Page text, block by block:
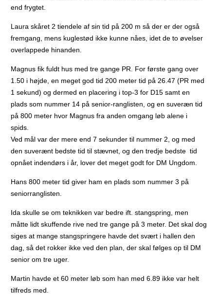
end frygtet.
Laura skåret 2 tiendele af sin tid på 200 m så der er der også
fremgang, mens kuglestød ikke kunne nåes, idet de to øvelser
overlappede hinanden.
Magnus fik fuldt hus med tre gange PR. For første gang over
1.50 i højde, en meget god tid 200 meter tid på 26.47 (PR med
1 sekund) og dermed en placering i top-3 for D15 samt en
plads som nummer 14 på senior-ranglisten, og en suveræn tid
på 800 meter hvor Magnus fra anden omgang løb alene i
spids.
Ved mål var der mere end 7 sekunder til nummer 2, og med
den suverænt bedste tid til stævnet, og den tredje bedste tid
opnået indendørs i år, lover det meget godt for DM Ungdom.
Hans 800 meter tid giver ham en plads som nummer 3 på
seniorranglisten.
Ida skulle se om teknikken var bedre ift. stangspring, men
måtte lidt skuffende rive ned tre gange på 3 meter. Det skal dog
siges at mange stangspringere havde det svært i hallen den
dag, så det rokker ikke ved den plan, der skal følges op til DM
senior om tre uger.
Martin havde et 60 meter løb som han med 6.89 ikke var helt
tilfreds med.